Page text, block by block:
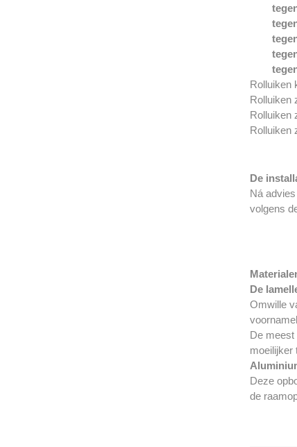
Rolluiken
Rolluiken
Rolluiken
Rolluiken
De
Ná
volgens
De
Omwille
De meest
moeilijker
Deze
de